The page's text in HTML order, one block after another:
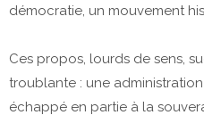
démocratie, un mouvement
Ces propos, lourds de sens,
troublante : une
échappé en partie à la